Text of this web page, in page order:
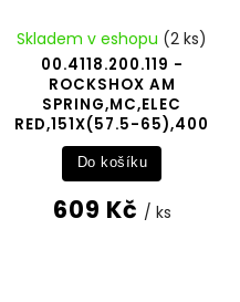
00.4118.200.119 -
ROCKSHOX AM
SPRING,MC,ELEC
RED,151X(57.5-65),400
Skladem v eshopu (2 ks)
609 Kč / ks
Do košíku